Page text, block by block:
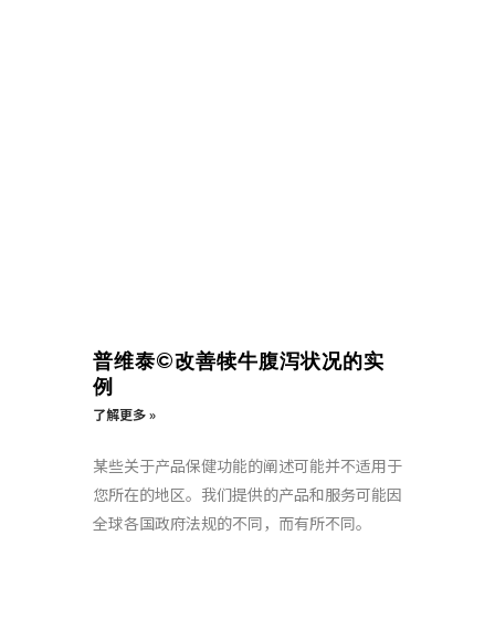
普维泰©改善犊牛腹泻状况的实
例
了解更多 »
某些关于产品保健功能的阐述可能并不适用于
您所在的地区。我们提供的产品和服务可能因
全球各国政府法规的不同，而有所不同。